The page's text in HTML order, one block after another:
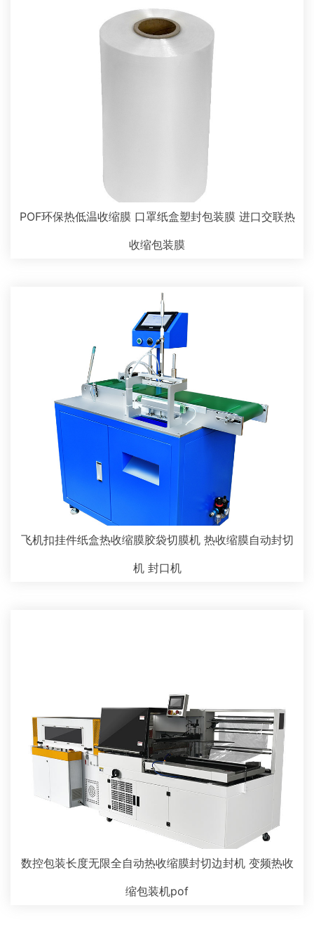
POF环保热低温收缩膜 口罩纸盒塑封包装膜 进口交联热
收缩包装膜
飞机扣挂件纸盒热收缩膜胶袋切膜机 热收缩膜自动封切
机 封口机
数控包装长度无限全自动热收缩膜封切边封机 变频热收
缩包装机pof